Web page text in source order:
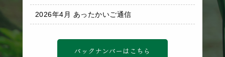
2026年4月 あったかいご通信
バックナンバーはこちら